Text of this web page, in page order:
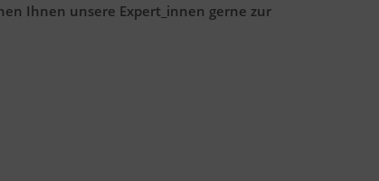
Ihnen unsere Expert_innen gerne zur